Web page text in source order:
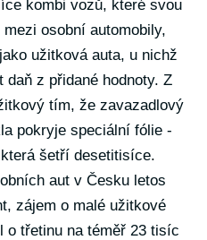
kombi vozů, které svou
osobní automobily,
užitková auta, u nichž
z přidané hodnoty. Z
tím, že zavazadlový
pokryje speciální fólie -
šetří desetitisíce.
aut v Česku letos
zájem o malé užitkové
třetinu na téměř 23 tisíc